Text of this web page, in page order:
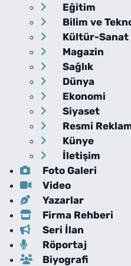
Eğitim
Bilim ve
Kültür-Sanat
Magazin
Sağlık
Dünya
Ekonomi
Siyaset
Resmi
Künye
İletişim
Foto Galeri
Video
Yazarlar
Firma Rehberi
Seri İlan
Röportaj
Biyografi